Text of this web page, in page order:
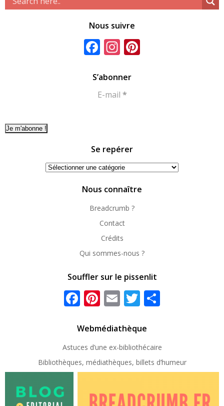
Nous suivre
Facebook
Instagram
S’abonner
E-mail *
Se repérer
Se
Nous connaître
Breadcrumb ?
Contact
Crédits
Qui sommes-nous ?
Souffler sur le pissenlit
Facebook
Pinterest
EmailTwitter
Webmédiathèque
Astuces d’une ex-bibliothécaire
Bibliothèques, médiathèques, billets d’humeur